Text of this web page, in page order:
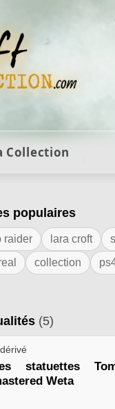
et collection
Collection
"weta
populaires
raider lara croft
collection
(5)
statuettes
Weta